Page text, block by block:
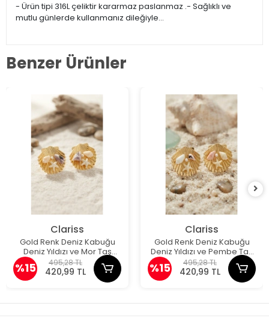
- Ürün tipi 316L çeliktir kararmaz paslanmaz .- Sağlıklı ve
mutlu günlerde kullanmanız dileğiyle…
Benzer Ürünler
Clariss
Gold Renk Deniz Kabuğu
Deniz Yıldızı ve Mor Taş
Detaylı Küpe
%15 495,28 TL
420,99 TL
Clariss
Gold Renk Deniz Kabuğu
Deniz Yıldızı ve Pembe Taş
Detaylı Küpe
%15 495,28 TL
420,99 TL